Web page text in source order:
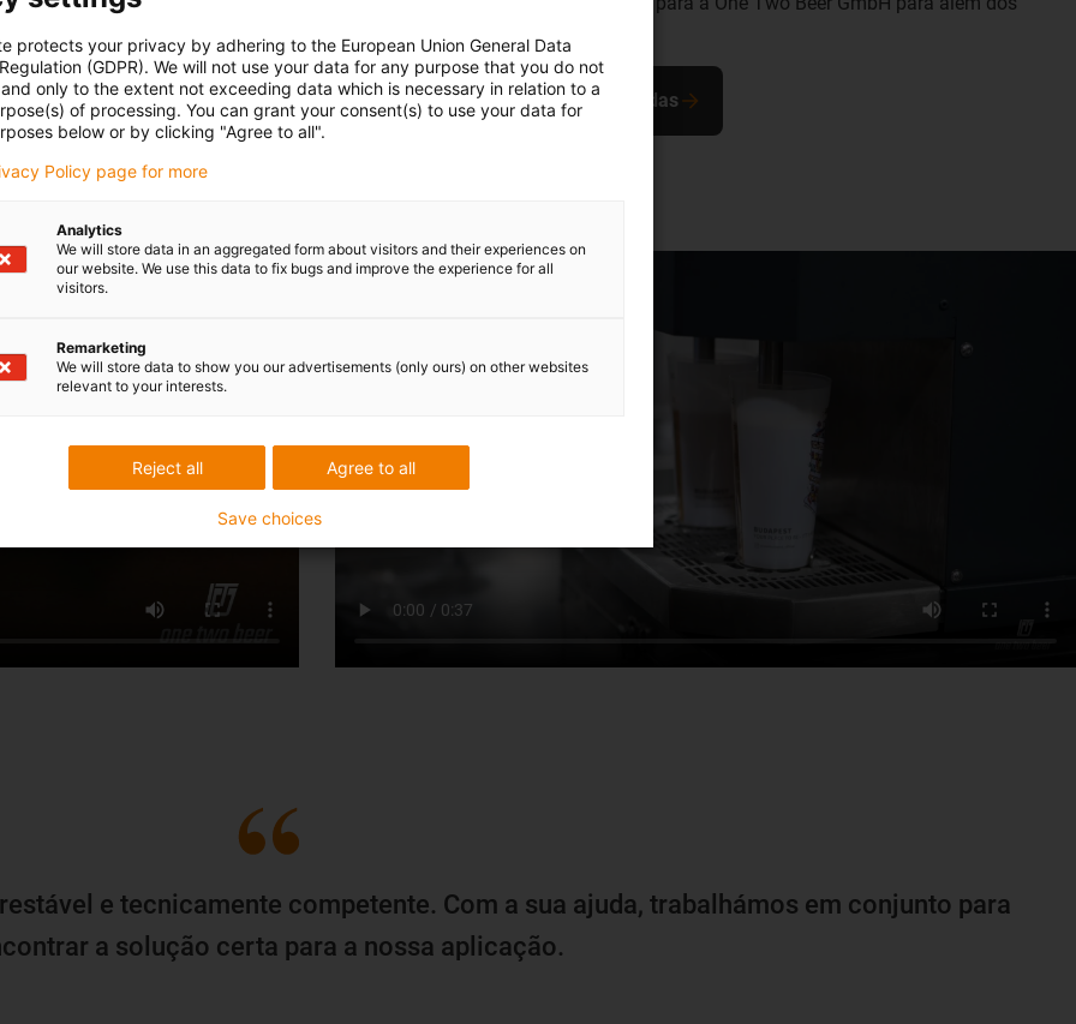
Outras aplicações na indústria das bebidas
e tecnicamente competente. Com a sua ajuda, trabalhámos em conjunto para
a solução certa para a nossa aplicação.
protects your privacy by adhering to the European Union General Data
(GDPR). We will not use your data for any purpose that you do not
only to the extent not exceeding data which is necessary in relation to a
of processing. You can grant your consent(s) to use your data for
below or by clicking "Agree to all".
Policy page for more
Analytics
We will store data in an aggregated form about visitors and their experiences on
our website. We use this data to fix bugs and improve the experience for all
visitors.
Remarketing
We will store data to show you our advertisements (only ours) on other websites
relevant to your interests.
Agree to all
Reject all
Save choices